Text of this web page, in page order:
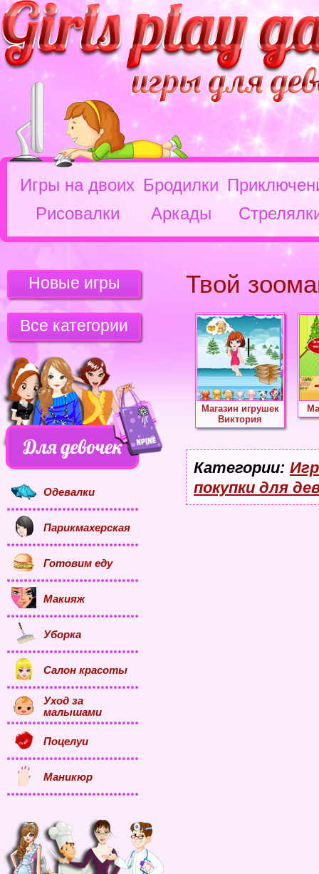
Игры на двоих Бродилки
Рисовалки
Аркады
Твой
Магазин игрушек
Виктория
Категории:
покупки для
Новые игры
Все категории
Одевалки
Парикмахерская
Готовим еду
Макияж
Уборка
Салон красоты
Уход за
малышами
Поцелуи
Маникюр